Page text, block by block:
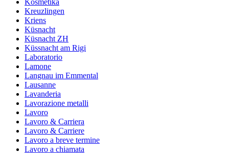
Kosmetika
Kreuzlingen
Kriens
Küsnacht
Küsnacht ZH
Küssnacht am Rigi
Laboratorio
Lamone
Langnau im Emmental
Lausanne
Lavanderia
Lavorazione metalli
Lavoro
Lavoro & Carriera
Lavoro & Carriere
Lavoro a breve termine
Lavoro a chiamata